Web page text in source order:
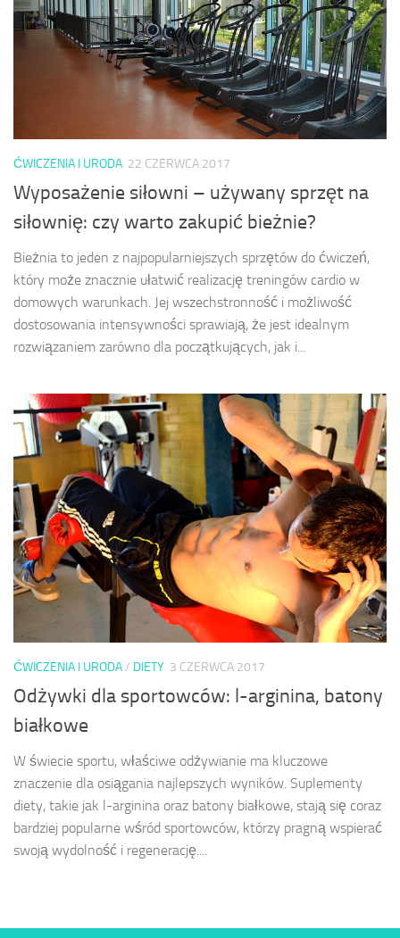
ĆWICZENIA I URODA 22 CZERWCA 2017
Wyposażenie siłowni – używany sprzęt na
siłownię: czy warto zakupić bieżnie?
Bieżnia to jeden z najpopularniejszych sprzętów do ćwiczeń,
który może znacznie ułatwić realizację treningów cardio w
domowych warunkach. Jej wszechstronność i możliwość
dostosowania intensywności sprawiają, że jest idealnym
rozwiązaniem zarówno dla początkujących, jak i...
ĆWICZENIA I URODA/ DIETY 3 CZERWCA 2017
Odżywki dla sportowców: l-arginina, batony
białkowe
W świecie sportu, właściwe odżywianie ma kluczowe
znaczenie dla osiągania najlepszych wyników. Suplementy
diety, takie jak l-arginina oraz batony białkowe, stają się coraz
bardziej popularne wśród sportowców, którzy pragną wspierać
swoją wydolność i regenerację....